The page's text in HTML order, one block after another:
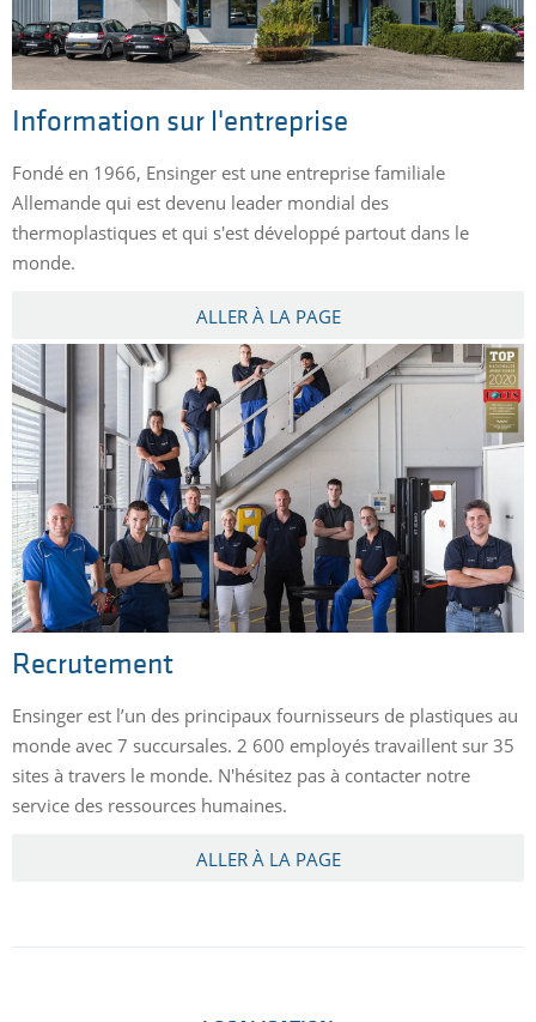
Information sur l'entreprise
Fondé en 1966, Ensinger est une entreprise familiale
Allemande qui est devenu leader mondial des
thermoplastiques et qui s'est développé partout dans le
monde.
ALLER À LA PAGE
Recrutement
Ensinger est l’un des principaux fournisseurs de plastiques au
monde avec 7 succursales. 2 600 employés travaillent sur 35
sites à travers le monde. N'hésitez pas à contacter notre
service des ressources humaines.
ALLER À LA PAGE